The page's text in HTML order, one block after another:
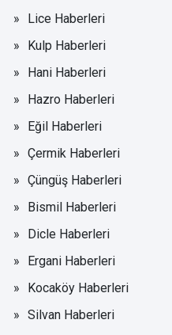
Lice Haberleri
Kulp Haberleri
Hani Haberleri
Hazro Haberleri
Eğil Haberleri
Çermik Haberleri
Çüngüş Haberleri
Bismil Haberleri
Dicle Haberleri
Ergani Haberleri
Kocaköy Haberleri
Silvan Haberleri